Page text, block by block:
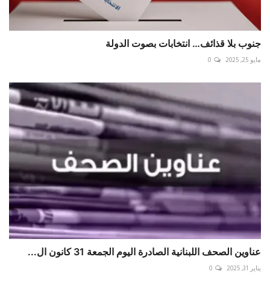
جنوب بلا قذائف… انتخابات بصوت الدولة
مايو 25, 2025 0
عناوين الصحف اللبنانية الصادرة اليوم الجمعة 31 كانون ال...
يناير 31, 2025 0